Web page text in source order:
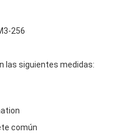
256
las siguientes medidas:
común